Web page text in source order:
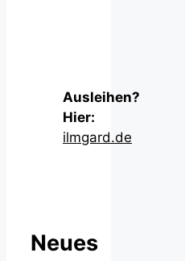
Ausleihen?
Hier:
ilmgard.de
Neues